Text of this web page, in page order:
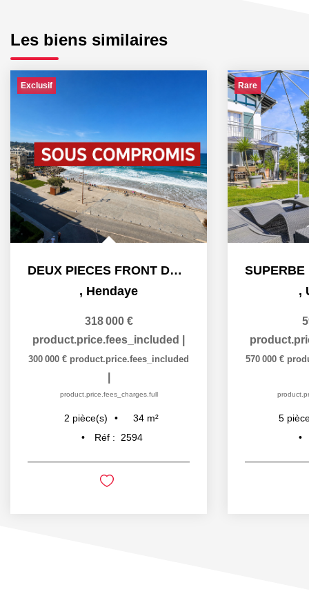
Les biens similaires
Exclusif
DEUX PIECES FRONT DE MER
, Hendaye
318 000 €
product.price.fees_included
300 000 € product.price.fees_included
product.price.fees_charges.full
2 pièce(s) 34 m²
Réf :
2594
Rare
,
570 000 €
5